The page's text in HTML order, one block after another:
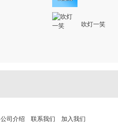
吹灯一笑
公司介绍 联系我们 加入我们